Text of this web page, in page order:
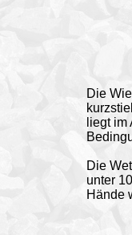
Die
liegt
Die
unter
Hände